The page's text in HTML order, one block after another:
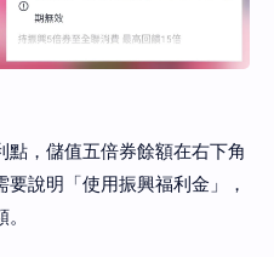
，儲值五倍券餘額在右下角
要說明「使用振興福利金」，